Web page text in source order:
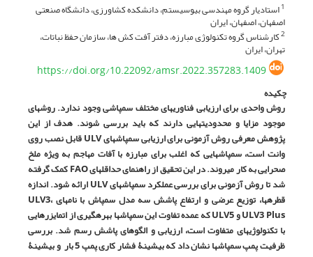
1استادیار گروه مهندسی بیوسیستم، دانشکده کشاورزی، دانشگاه صنعتی
اصفهان، اصفهان، ایران
2کارشناس گروه تکنولوژی مبارزه، دفتر آفت کش ها، سازمان حفظ نباتات،
تهران، ایران
https://doi.org/10.22092/amsr.2022.357283.1409
چکیده
روش واحدی برای ارزیابی فناوری­های مختلف سمپاشی وجود ندارد. روش­های
موجود مزایا و محدودیت­هایی دارند که باید بررسی شوند. هدف از این
پژوهش معرفی روش آزمونی برای ارزیابی سمپاش­هایULVقابل نصب روی
وانت است، سمپاش­هایی که اغلب برای مبارزه با آفات مهاجم به ویژه ملخ
صحرایی به ­کار می­روند. در این تحقیق از راهنمای حداقل­هایFAOکمک گرفته
شد تا روش آزمونی برای بررسی عملکرد سمپاش­هایULVارائه شود. اندازه
قطره­ها، توزیع عرضی و ارتفاع پاشش سه مدل سمپاش با نام­های ULV3،
ULV3 PlusوULV5که عمده تفاوت این سمپاش­ها بهره­گیری از اتمایزرهایی
با تکنولوژی­های متفاوت است، ارزیابی و الگوهای پاشش رسم شد. بررسی
ظرفیت پمپ سمپاش­ها نشان داد که بیشینۀ فشار کاری پمپ 5 بار و بیشینۀ